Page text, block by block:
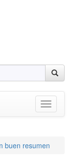
Toggle
buen resumen